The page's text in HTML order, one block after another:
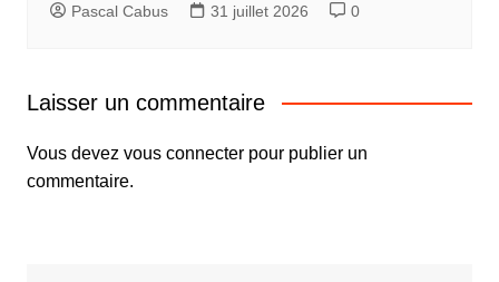
Pascal Cabus 31 juillet 2026 0
Laisser un commentaire
Vous devez vous connecterpour publier un
commentaire.